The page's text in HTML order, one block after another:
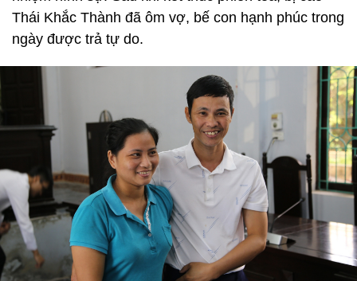
Thái Khắc Thành đã ôm vợ, bế con hạnh phúc trong
ngày được trả tự do.